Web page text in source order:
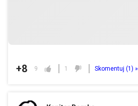
+8 9 1 Skomentuj (1 ) »